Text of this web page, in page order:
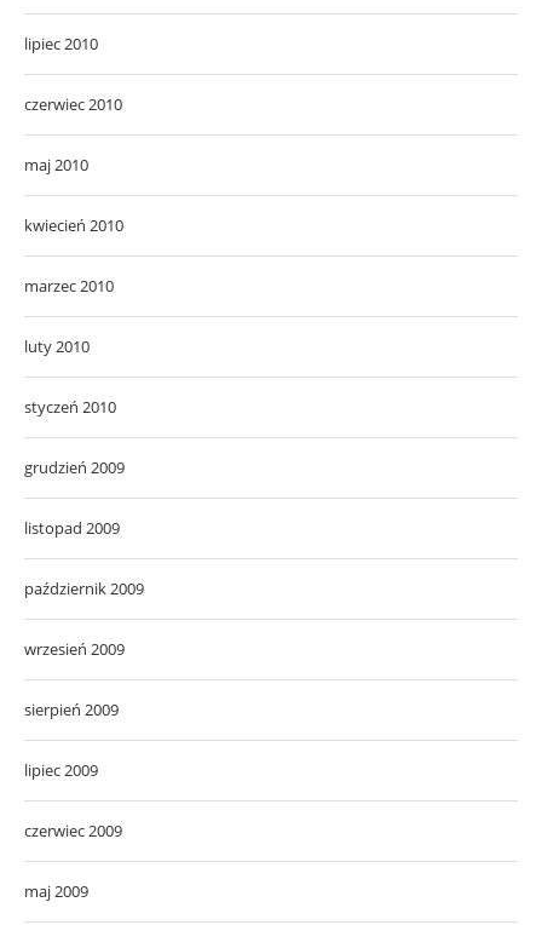
lipiec 2010
czerwiec 2010
maj 2010
kwiecień 2010
marzec 2010
luty 2010
styczeń 2010
grudzień 2009
listopad 2009
październik 2009
wrzesień 2009
sierpień 2009
lipiec 2009
czerwiec 2009
maj 2009